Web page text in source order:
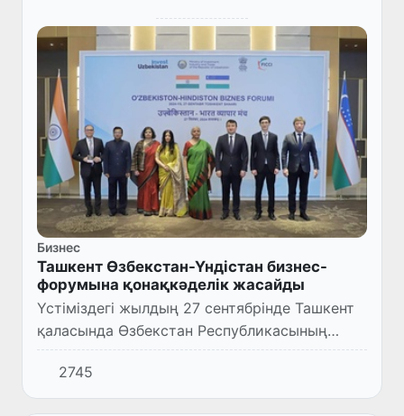
Бизнес
Ташкент Өзбекстан-Үндістан бизнес-
форумына қонақкәделік жасайды
Үстіміздегі жылдың 27 сентябрінде Ташкент
қаласында Өзбекстан Республикасының
Премьер-министрінің орынбасары Жамшид
Хожаев пен Үндістанның Қаржы және
корпоративтік істер министрі...
2745